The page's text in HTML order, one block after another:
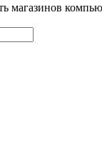
магазинов